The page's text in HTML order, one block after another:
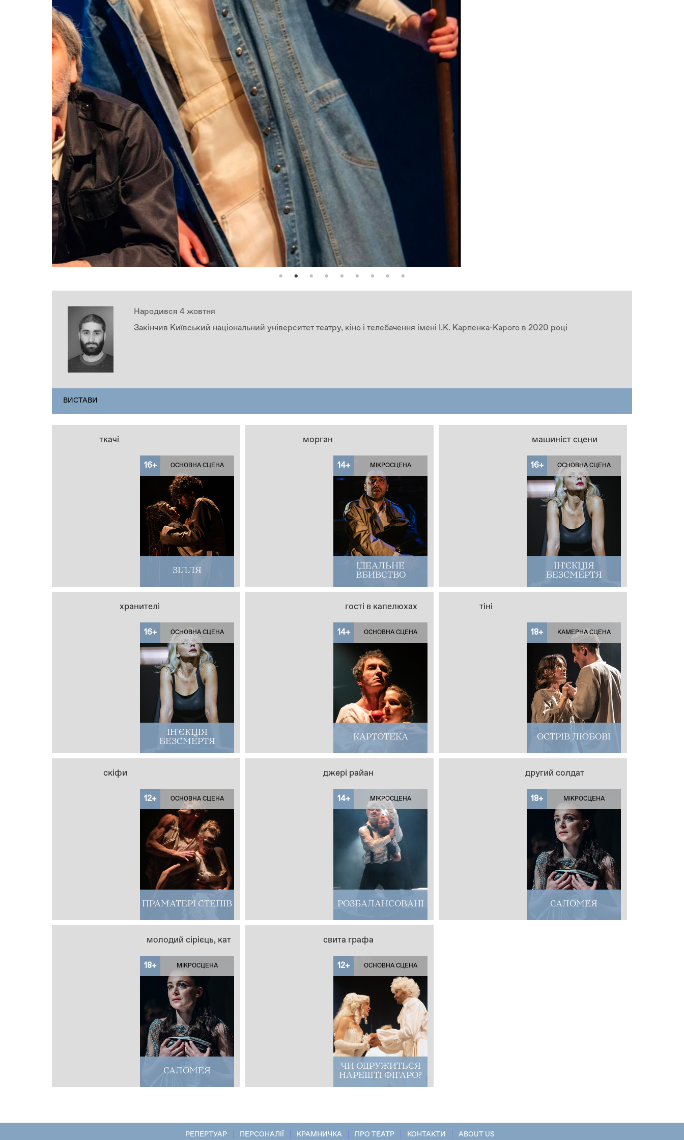
Народився 4 жовтня
Закінчив Київський національний університет театру, кіно і телебачення імені І.К. Карпенка-Карого в 2020 році
ПЕРСОНАЛІЇ
ВИСТАВИ
ткачі
16+ ОСНОВНА СЦЕНА
ЗІЛЛЯ
морган
14+ МІКРОСЦЕНА
ІДЕАЛЬНЕ
ВБИВСТВО
машиніст сцени
16+ ОСНОВНА СЦЕНА
ІН'ЄКЦІЯ
БЕЗСМЕРТЯ
хранителі
16+ ОСНОВНА СЦЕНА
ІН'ЄКЦІЯ
БЕЗСМЕРТЯ
гості в капелюхах
14+ ОСНОВНА СЦЕНА
КАРТОТЕКА
тіні
18+ КАМЕРНА СЦЕНА
ОСТРІВ ЛЮБОВІ
скіфи
12+ ОСНОВНА СЦЕНА
ПРАМАТЕРІ СТЕПІВ
джері райан
14+ МІКРОСЦЕНА
РОЗБАЛАНСОВАНІ
другий солдат
18+ МІКРОСЦЕНА
САЛОМЕЯ
молодий сірієць, кат
18+ МІКРОСЦЕНА
САЛОМЕЯ
свита графа
12+ ОСНОВНА СЦЕНА
ЧИ ОДРУЖИТЬСЯ
НАРЕШТІ ФІГАРО?
РЕПЕРТУАР ПЕРСОНАЛІЇ КРАМНИЧКА ПРО ТЕАТР КОНТАКТИ ABOUT US